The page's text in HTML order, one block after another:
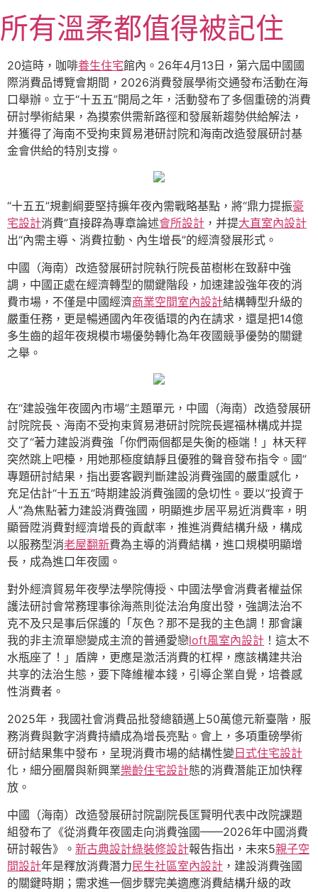
至
主
要
內
容
所有溫柔都值得被記住
20這時，咖啡養生住宅館內。26年4月13日，第六屆中國國
際消費品博覽會期間，2026消費發展學術交通發布活動在海
口舉辦。立于“十五五”開局之年，活動發布了多個重磅的消費
研討學術結果，為摸索供需新路徑和發展新趨勢供給解法，
并獲得了海南不受拘束貿易港研討院和海南改造發展研討基
金會供給的特別支撐。
“十五五”規劃綱要堅持擴年夜內需戰略基點，將“鼎力提振豪
宅設計消費”直接辟為專章論述會所設計 ，并提大直室內設計
出“內需主導、消費拉動、內生增長”的經濟發展形式。
中國（海南）改造發展研討院執行院長苗樹彬在致辭中強
調，中國正處在經濟轉型的關鍵階段，加速建設強年夜的消
費市場，不僅是中國經濟商業空間室內設計結構轉型升級的
嚴重任務，更是暢通國內年夜循環的內在請求，還是把14億
多生齒的超年夜規模市場優勢轉化為年夜國競爭優勢的關鍵
之舉。
在“建設強年夜國內市場”主題單元，中國（海南）改造發展研
討院院長、海南不受拘束貿易港研討院院長遲福林構成并提
交了“著力建設消費強「你們兩個都是失衡的極端！」林天秤
突然跳上吧檯，用她那極度鎮靜且優雅的聲音發布指令。國”
專題研討結果，指出要客觀判斷建設消費強國的嚴重感化，
充足估計“十五五”時期建設消費強國的急切性。要以“投資于
人”為焦點著力建設消費強國，明顯進步居平易近消費率，明
顯晉陞消費對經濟增長的貢獻率，推進消費結構升級，構成
以服務型消老屋翻新費為主導的消費結構，進口規模明顯增
長，成為進口年夜國。
對外經濟貿易年夜學法學院傳授、中國法學會消費者權益保
護法研討會常務理事徐海燕則從法治角度出發，強調法治不
克不及只是事后保護的「灰色？那不是我的主色調！那會讓
我的非主流單戀變成主流的普通愛戀loft風室內設計 ！這太不
水瓶座了！」盾牌，更應是激活消費的杠桿，應該構建共治
共享的法治生態，要下降維權本錢，引導企業自覺，培養感
性消費者。
2025年，我國社會消費品批發總額邁上50萬億元新臺階，服
務消費與數字消費持續成為增長亮點。會上，多項重磅學術
研討結果集中發布，呈現消費市場的結構性變 日式住宅設計
化，細分圈層與新興業樂齡住宅設計態的消費潛能正加快釋
放。
中國（海南）改造發展研討院副院長匡賢明代表中改院課題
組發布了《從消費年夜國走向消費強國——2026年中國消費
研討報告》。 新古典設計綠裝修設計報告指出，未來5親子空
間設計年是釋放消費潛力 民生社區室內設計 ，建設消費強國
的關鍵時期；需求進一個步驟完美適應消費結構升級的政